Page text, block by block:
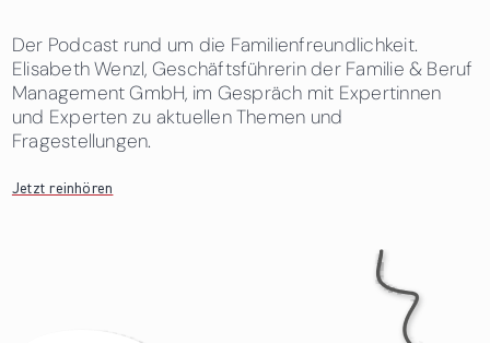
Der Podcast rund um die Familienfreundlichkeit.
Elisabeth Wenzl, Geschäftsführerin der Familie & Beruf
Management GmbH, im Gespräch mit Expertinnen
und Experten zu aktuellen Themen und
Fragestellungen.
Jetzt reinhören